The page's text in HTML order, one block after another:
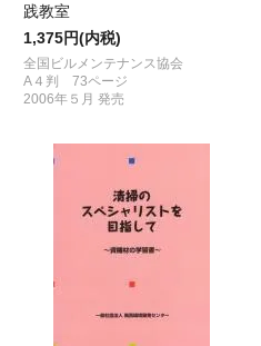
践教室
1,375円(内税)
全国ビルメンテナンス協会
A４判 73ページ
2006年５月 発売